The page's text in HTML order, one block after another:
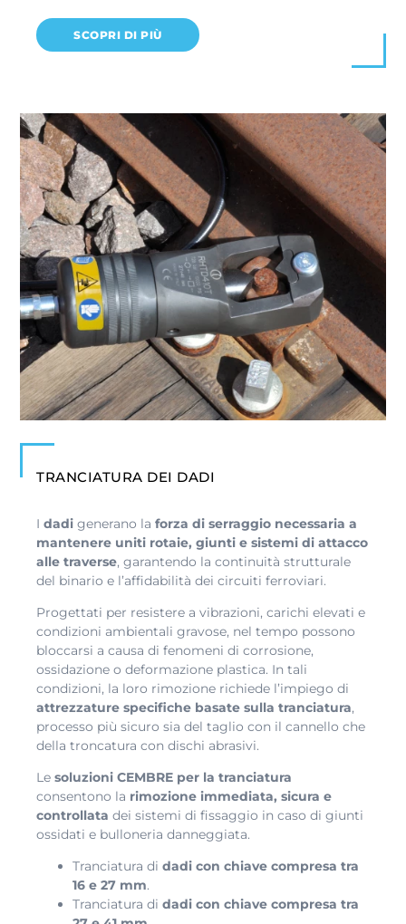
SCOPRI DI PIÙ
TRANCIATURA DEI DADI
I dadi generano la forza di serraggio necessaria a
mantenere uniti rotaie, giunti e sistemi di attacco
alle traverse, garantendo la continuità strutturale
del binario e l’affidabilità dei circuiti ferroviari.
Progettati per resistere a vibrazioni, carichi elevati e
condizioni ambientali gravose, nel tempo possono
bloccarsi a causa di fenomeni di corrosione,
ossidazione o deformazione plastica. In tali
condizioni, la loro rimozione richiede l’impiego di
attrezzature specifiche basate sulla tranciatura,
processo più sicuro sia del taglio con il cannello che
della troncatura con dischi abrasivi.
Le soluzioni CEMBRE per la tranciatura
consentono la rimozione immediata, sicura e
controllata dei sistemi di fissaggio in caso di giunti
ossidati e bulloneria danneggiata.
Tranciatura di dadi con chiave compresa tra
16 e 27 mm.
Tranciatura di dadi con chiave compresa tra